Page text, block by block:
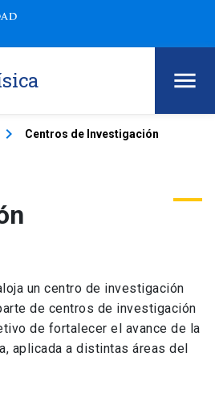
keyboard_arrow_right Centros de Investigación
un centro de investigación
de centros de investigación
de fortalecer el avance de la
aplicada a distintas áreas del